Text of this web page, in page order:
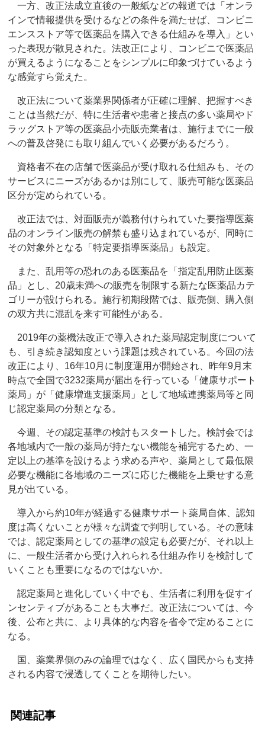
一方、改正法成立直後の一般紙などの報道では「オンラ
インで情報提供を受けるなどの条件を満たせば、コンビニ
エンスストア等で医薬品を購入できる仕組みを導入」とい
った表現が散見された。法改正により、コンビニで医薬品
が買えるようになることをシンプルに印象づけているよう
な感覚すら覚えた。
改正法について薬業界関係者が正確に理解、把握すべき
ことは当然だが、特に生活者や患者と接点の多い薬局やド
ラッグストア等の医薬品小売販売業者は、施行までに一般
への普及啓発にも取り組んでいく必要があるだろう。
資格者不在の店舗で医薬品が受け取れる仕組みも、その
サービスにニーズがあるかは別にして、販売可能な医薬品
区分が定められている。
改正法では、対面販売が義務付けられていた要指導医薬
品のオンライン販売の解禁も盛り込まれているが、同時に
その対象外となる「特定要指導医薬品」も設定。
また、乱用等の恐れのある医薬品を「指定乱用防止医薬
品」とし、20歳未満への販売を制限する新たな医薬品カテ
ゴリーが設けられる。施行初期段階では、販売側、購入側
の双方共に混乱を来す可能性がある。
2019年の薬機法改正で導入された薬局認定制度について
も、引き続き認知度という課題は残されている。今回の法
改正により、16年10月に制度運用が開始され、昨年9月末
時点で全国で3232薬局が届出を行っている「健康サポート
薬局」が「健康増進支援薬局」として地域連携薬局等と同
じ認定薬局の分類となる。
今週、その認定基準の検討もスタートした。検討会では
各地域内で一般の薬局が持たない機能を補完するため、一
定以上の基準を設けるよう求める声や、薬局として最低限
必要な機能に各地域のニーズに応じた機能を上乗せする意
見が出ている。
導入から約10年が経過する健康サポート薬局自体、認知
度は高くないことが様々な調査で判明している。その意味
では、認定薬局としての基準の設定も必要だが、それ以上
に、一般生活者から受け入れられる仕組み作りを検討して
いくことも重要になるのではないか。
認定薬局と進化していく中でも、生活者に利用を促すイ
ンセンティブがあることも大事だ。改正法については、今
後、公布と共に、より具体的な内容を省令で定めることに
なる。
国、薬業界側のみの論理ではなく、広く国民からも支持
される内容で浸透してくことを期待したい。
関連記事